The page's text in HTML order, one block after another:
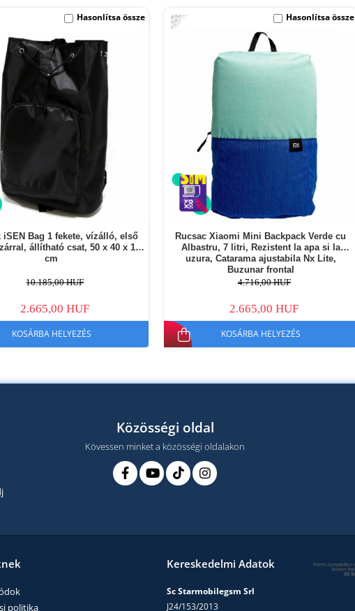
iSEN Bag 1 fekete, vízálló, első
állítható csat, 50 x 40 x 10
cm
10.185,00 HUF
2.665,00 HUF
KOSÁRBA HELYEZÉS
Hasonlítsa össze -43%
Rucsac Xiaomi Mini Backpack Verde cu
Albastru, 7 litri, Rezistent la apa si la
uzura, Catarama ajustabila Nx Lite,
Buzunar frontal
4.716,00 HUF
2.665,00 HUF
KOSÁRBA HELYEZÉS
Hasonlítsa össze
Közösségi oldal
Kövessen minket a közösségi oldalakon
politika
Kereskedelmi Adatok
Sc Starmobilegsm Srl
J24/153/2013